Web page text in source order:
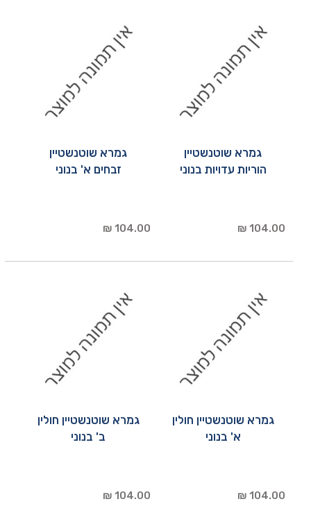
גמרא שוטנשטיין
הוריות עדויות בנוני
104.00 ₪
גמרא שוטנשטיין
זבחים א' בנוני
104.00 ₪
גמרא שוטנשטיין חולין
א' בנוני
104.00 ₪
גמרא שוטנשטיין חולין
ב' בנוני
104.00 ₪